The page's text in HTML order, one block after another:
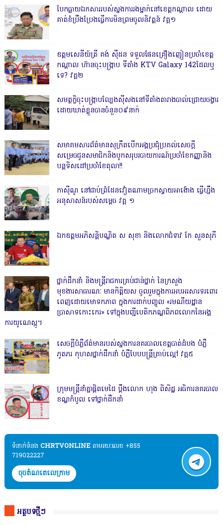
បែកធ្លាយឯកសាររបស់ស្នងការរងម្នាក់នៅខេត្តកណ្ដាល ដោយ
គាត់ខំប្រឹងប្រែងធ្វើការមិនព្រមចូលនិវត្តន៍ វគ្គ១
ឧត្តមសេនីយ៍ត្រី គង់ ស៊ីដន ទទួលផែនគ្រឿងញៀនប្រចាំខេត្ត
កណ្តាល ហ៊ានចុះបង្ក្រាប ទីតាំង KTV Galaxy 142ដែលឬ
ទេ? វគ្គ២
សមត្ថកិ្ចចុះបង្ក្រាបល្បែងស៊ីសងនៅទីតាំងតារាងបាល់ជ្រោយចង្វារ
ដោយឃាត់ខ្លួនបានចំនួន០៩នាក់
សមាគមសារព័ត៌មានសុក្រឹតបើកអង្គប្រជុំប្រគល់សេចក្តី
សម្រេចជូនសមាជិកនិងបូកសរុបរបាយការណ៍ប្រចាំខែកញ្ញានិង
បន្តទិសដៅប្រចាំខែតុលា!!
កាសុីណូ នៅជាប់ព្រំដែនវៀតណាមច្រកស្វាយអាង៉ោង ធ្វើហ្នឹង
អនុសាសន៍របស់សម្ដេច វគ្គ ១
ឯកឧត្តមអភិសន្តិបណ្ឌិត ស សុខា និងលោកជំទាវ កែ សួនសុភី
ថ្នាក់ដឹកនាំ និងមន្ត្រីរាជការគ្រប់ជាន់ថ្នាក់ នៃក្រសួង
មុខងារសាធារណៈ មានកិត្តិយស ចូលរួមក្នុងការអបអរសារទរពោរ
ពេញដោយមោទកភាព ក្នុងការដាក់បញ្ចូល «រមណីយដ្ឋាន
ប្រាសាទកោះកេរ» ទៅក្នុងបញ្ជីបេតិកភណ្ឌពិភពលោកនៃអង្គ
ការយូណេស្កូ។
សេចក្តីបំភ្លឺព័ត៌មានរបស់ស្នងការនគរបាលខេត្តបាត់ដំបង បំភ្លឺ
ភូតភរ កុហសថ្នាក់ដឹកនាំ បំភ្លឺបែបបន្ត្រីគ្រាប់ល្ពៅ វគ្គ៥
ក្រុមមន្ត្រីនាំគ្នាផ្ដិតមេដៃ ប្ដឹងលោក ហុង ពិសិដ្ឋ អធិការនគរបាល
ខណ្ឌកំបូល ទៅថ្នាក់ដឹកនាំ
ទំនាក់ទំនង​​ CHRTVONLINE តាមរយៈលេខ +855
719022227
ចុចតំណតេលេក្រាម
អត្ថបទថ្មីៗ